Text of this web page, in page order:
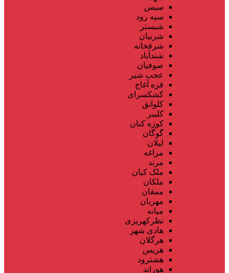
سیس
سیه رود
شبستر
شربیان
شرفخانه
شندآباد
صوفیان
عجب شیر
قره آغاج
کشکسرای
کلوانق
کلیبر
کوزه کنان
گوگان
لیلان
مراغه
مرند
ملک کیان
ملکان
ممقان
مهربان
میانه
نظرکهریزی
هادی شهر
هرگلان
هریس
هشترود
هوراند